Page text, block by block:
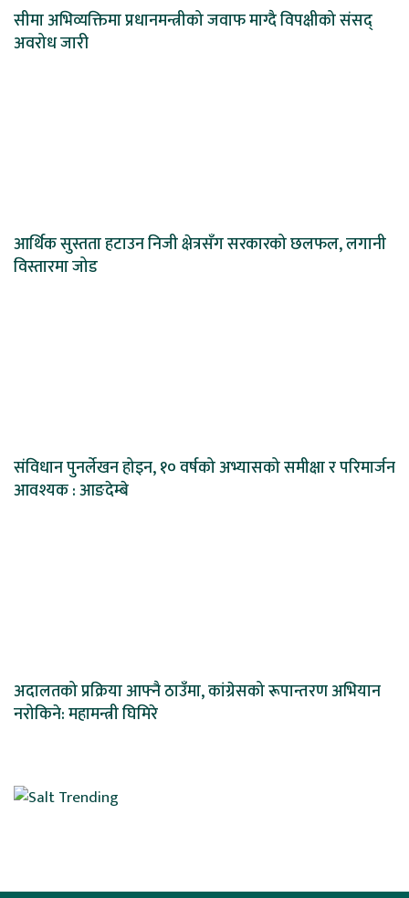
सीमा अभिव्यक्तिमा प्रधानमन्त्रीको जवाफ माग्दै विपक्षीको संसद्
अवरोध जारी
आर्थिक सुस्तता हटाउन निजी क्षेत्रसँग सरकारको छलफल, लगानी
विस्तारमा जोड
संविधान पुनर्लेखन होइन, १० वर्षको अभ्यासको समीक्षा र परिमार्जन
आवश्यक : आङदेम्बे
अदालतको प्रक्रिया आफ्नै ठाउँमा, कांग्रेसको रूपान्तरण अभियान
नरोकिने: महामन्त्री घिमिरे